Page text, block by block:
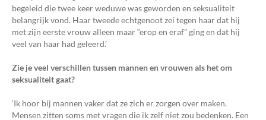
begeleid die twee keer weduwe was geworden en seksualiteit
belangrijk vond. Haar tweede echtgenoot zei tegen haar dat hij
met zijn eerste vrouw alleen maar “erop en eraf” ging en dat hij
veel van haar had geleerd.’
Zie je veel verschillen tussen mannen en vrouwen als het om
seksualiteit gaat?
‘Ik hoor bij mannen vaker dat ze zich er zorgen over maken.
Mensen zitten soms met vragen die ik zelf niet zou bedenken. Een